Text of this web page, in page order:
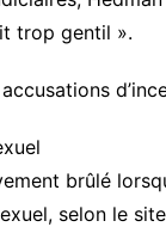
trop gentil ».
brûlé
selon le